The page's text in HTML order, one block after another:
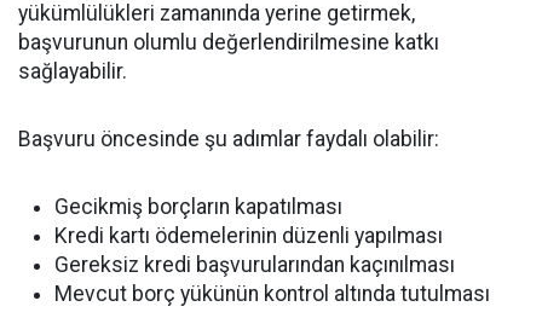
yükümlülükleri zamanında yerine getirmek,
başvurunun olumlu değerlendirilmesine katkı
sağlayabilir.
Başvuru öncesinde şu adımlar faydalı olabilir:
Gecikmiş borçların kapatılması
Kredi kartı ödemelerinin düzenli yapılması
Gereksiz kredi başvurularından kaçınılması
Mevcut borç yükünün kontrol altında tutulması